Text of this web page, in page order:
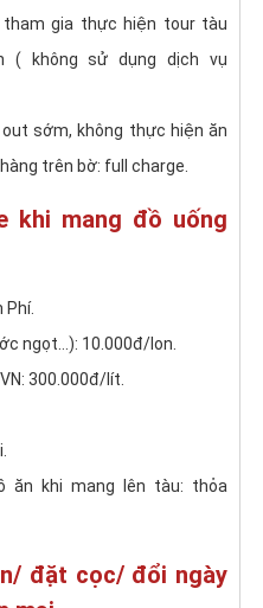
gia thực hiện tour tàu
( không sử dụng dịch vụ
sớm, không thực hiện ăn
trên bờ: full charge.
khi mang đồ uống
Phí.
ngọt…): 10.000đ/lon.
300.000đ/lít.
ăn khi mang lên tàu: thỏa
đặt cọc/ đổi ngày